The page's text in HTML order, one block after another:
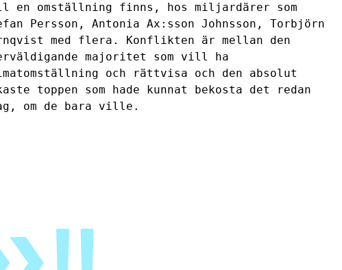
en omställning finns, hos miljardärer som
Persson, Antonia Ax:sson Johnsson, Torbjörn
med flera. Konflikten är mellan den
majoritet som vill ha
och rättvisa och den absolut
toppen som hade kunnat bekosta det redan
om de bara ville.